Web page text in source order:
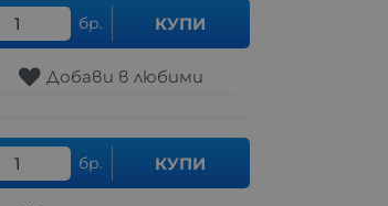
бр. КУПИ
Добави в любими
бр. КУПИ